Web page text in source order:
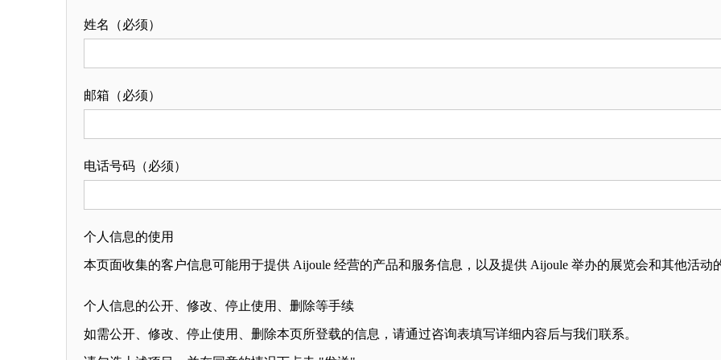
姓名（必须）
邮箱（必须）
电话号码（必须）
个人信息的使用
本页面收集的客户信息可能用于提供 Aijoule 经营的产品和服务信息，以及提供 Aijoule 举办的展览会和其他活动
个人信息的公开、修改、停止使用、删除等手续
如需公开、修改、停止使用、删除本页所登载的信息，请通过咨询表填写详细内容后与我们联系。